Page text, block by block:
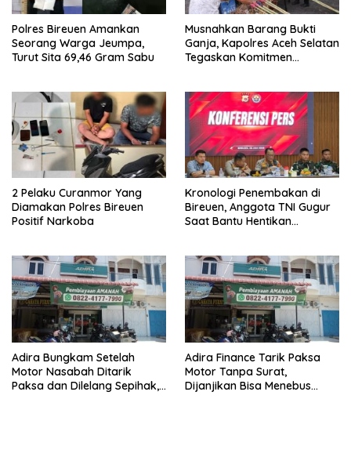
Polres Bireuen Amankan
Seorang Warga Jeumpa,
Turut Sita 69,46 Gram Sabu
Musnahkan Barang Bukti
Ganja, Kapolres Aceh Selatan
Tegaskan Komitmen
2 Pelaku Curanmor Yang
Diamakan Polres Bireuen
Positif Narkoba
Kronologi Penembakan di
Bireuen, Anggota TNI Gugur
Saat Bantu Hentikan
Adira Bungkam Setelah
Motor Nasabah Ditarik
Paksa dan Dilelang Sepihak,
Adira Finance Tarik Paksa
Motor Tanpa Surat,
Dijanjikan Bisa Menebus